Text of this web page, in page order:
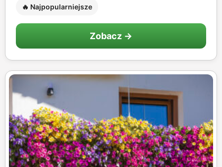
🔥 Najpopularniejsze
Zobacz →